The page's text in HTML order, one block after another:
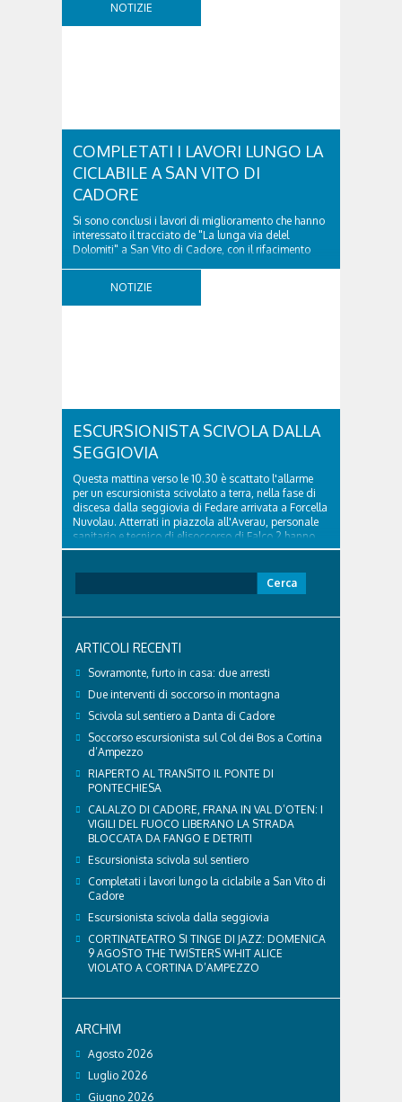
NOTIZIE
COMPLETATI I LAVORI LUNGO LA
CICLABILE A SAN VITO DI
CADORE
Si sono conclusi i lavori di miglioramento che hanno
interessato il tracciato de "La lunga via delel
Dolomiti" a San Vito di Cadore, con il rifacimento
appositi dissuasori in corrispondenza...
NOTIZIE
ESCURSIONISTA SCIVOLA DALLA
SEGGIOVIA
Questa mattina verso le 10.30 è scattato l'allarme
per un escursionista scivolato a terra, nella fase di
discesa dalla seggiovia di Fedare arrivata a Forcella
Nuvolau. Atterrati in piazzola all'Averau, personale
sanitario e tecnico di elisoccorso di Falco 2 hanno
raggiunto il 74enne di Teolo...
per:
ARTICOLI RECENTI
Sovramonte, furto in casa: due arresti
Due interventi di soccorso in montagna
Scivola sul sentiero a Danta di Cadore
Soccorso escursionista sul Col dei Bos a Cortina
d’Ampezzo
RIAPERTO AL TRANSITO IL PONTE DI
PONTECHIESA
CALALZO DI CADORE, FRANA IN VAL D’OTEN: I
VIGILI DEL FUOCO LIBERANO LA STRADA
BLOCCATA DA FANGO E DETRITI
Escursionista scivola sul sentiero
Completati i lavori lungo la ciclabile a San Vito di
Cadore
Escursionista scivola dalla seggiovia
CORTINATEATRO SI TINGE DI JAZZ: DOMENICA
9 AGOSTO THE TWISTERS WHIT ALICE
VIOLATO A CORTINA D’AMPEZZO
ARCHIVI
Agosto 2026
Luglio 2026
Giugno 2026